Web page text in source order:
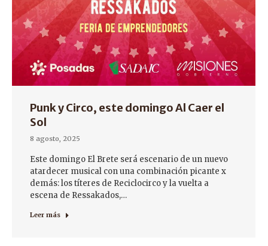
Punk y Circo, este domingo Al Caer el
Sol
8 agosto, 2025
Este domingo El Brete será escenario de un nuevo
atardecer musical con una combinación picante x
demás: los títeres de Reciclocirco y la vuelta a
escena de Ressakados,…
Leer más